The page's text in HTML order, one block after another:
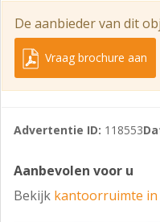
Bij het object behoren
die worden gedeeld
OPLEVERINGSNIVEAU
- Systeemplafond;
De aanbieder van dit
Vraag brochure aan
Advertentie ID: 118553
Aanbevolen voor u
Bekijk kantoorruimte in